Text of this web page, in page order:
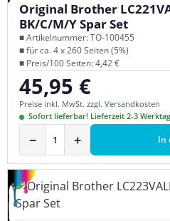
Original Brother
BK/C/M/Y Spar Set
■ Artikelnummer: TO-100455
■ für ca. 4 x 260 Seiten (5%)
■ Preis/100 Seiten: 4,42 €
Regulärer Preis:
45,95 €
Preise inkl. MwSt. zzgl. Versandkosten
Sofort lieferbar! Lieferzeit 2-3
− + In